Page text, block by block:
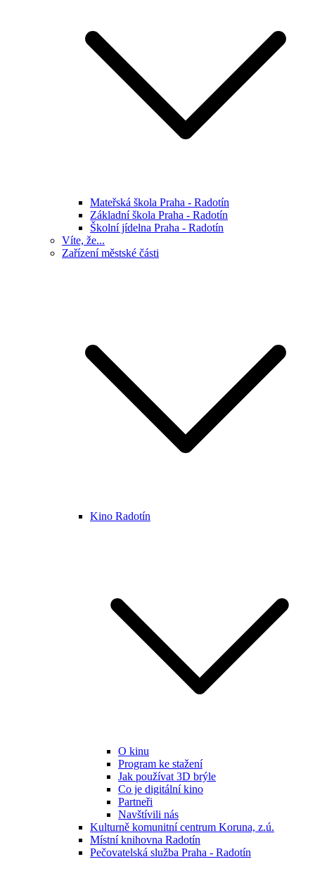
Mateřská škola Praha - Radotín
Základní škola Praha - Radotín
Školní jídelna Praha - Radotín
Víte, že...
Zařízení městské části
Kino Radotín
O kinu
Program ke stažení
Jak používat 3D brýle
Co je digitální kino
Partneři
Navštívili nás
Kulturně komunitní centrum Koruna, z.ú.
Místní knihovna Radotín
Pečovatelská služba Praha - Radotín